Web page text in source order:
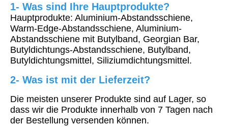
1- Was sind Ihre Hauptprodukte?
Hauptprodukte: Aluminium-Abstandsschiene,
Warm-Edge-Abstandsschiene, Aluminium-
Abstandsschiene mit Butylband, Georgian Bar,
Butyldichtungs-Abstandsschiene, Butylband,
Butyldichtungsmittel, Siliziumdichtungsmittel.
2- Was ist mit der Lieferzeit?
Die meisten unserer Produkte sind auf Lager, so
dass wir die Produkte innerhalb von 7 Tagen nach
der Bestellung versenden können.